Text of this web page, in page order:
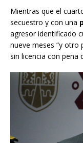
Mientras que el
secuestro y con una
agresor identificado
nueve meses “y
sin licencia con pena